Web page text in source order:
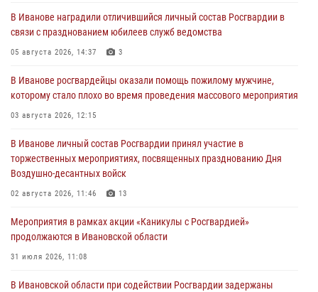
В Иванове наградили отличившийся личный состав Росгвардии в
связи с празднованием юбилеев служб ведомства
05 августа 2026, 14:37 3
В Иванове росгвардейцы оказали помощь пожилому мужчине,
которому стало плохо во время проведения массового мероприятия
03 августа 2026, 12:15
В Иванове личный состав Росгвардии принял участие в
торжественных мероприятиях, посвященных празднованию Дня
Воздушно-десантных войск
02 августа 2026, 11:46 13
Мероприятия в рамках акции «Каникулы с Росгвардией»
продолжаются в Ивановской области
31 июля 2026, 11:08
В Ивановской области при содействии Росгвардии задержаны